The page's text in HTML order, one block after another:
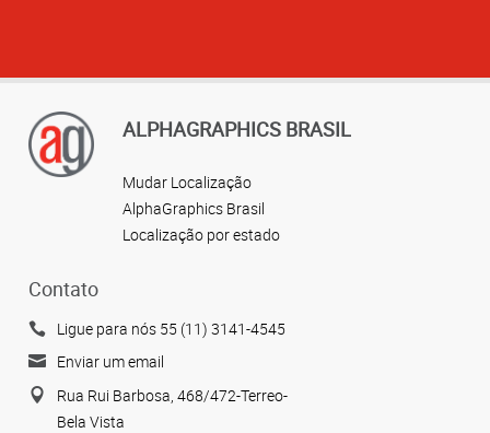
ALPHAGRAPHICS BRASIL
Mudar Localização
AlphaGraphics Brasil
Localização por estado
Contato
Ligue para nós 55 (11) 3141-4545
Enviar um email
Rua Rui Barbosa, 468/472-Terreo-
Bela Vista